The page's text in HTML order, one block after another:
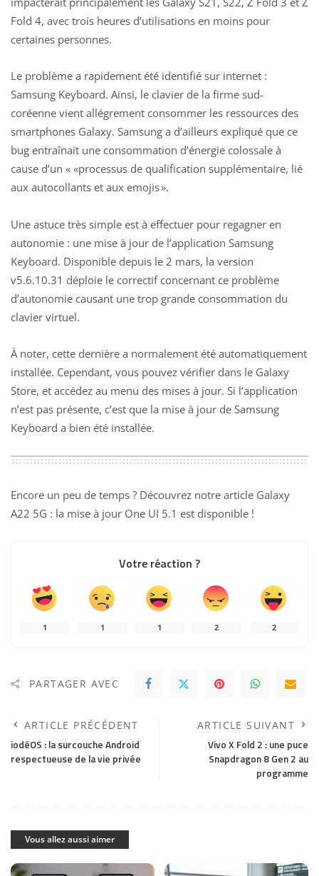
Fold 4, avec trois heures d’utilisations en moins pour
certaines personnes.
Le problème a rapidement été identifié sur internet :
Samsung Keyboard. Ainsi, le clavier de la firme sud-
coréenne vient allégrement consommer les ressources des
smartphones Galaxy. Samsung a d’ailleurs expliqué que ce
bug entraînait une consommation d’énergie colossale à
cause d’un « «processus de qualification supplémentaire, lié
aux autocollants et aux emojis ».
Une astuce très simple est à effectuer pour regagner en
autonomie : une mise à jour de l’application Samsung
Keyboard. Disponible depuis le 2 mars, la version
v5.6.10.31 déploie le correctif concernant ce problème
d’autonomie causant une trop grande consommation du
clavier virtuel.
À noter, cette dernière a normalement été automatiquement
installée. Cependant, vous pouvez vérifier dans le Galaxy
Store, et accédez au menu des mises à jour. Si l’application
n’est pas présente, c’est que la mise à jour de Samsung
Keyboard a bien été installée.
Encore un peu de temps ? Découvrez notre article Galaxy
A22 5G : la mise à jour One UI 5.1 est disponible !
Votre réaction ?
1 1 1 2 2
PARTAGER AVEC
ARTICLE PRÉCÉDENT
iodéOS : la surcouche Android
respectueuse de la vie privée
ARTICLE SUIVANT
Vivo X Fold 2 : une puce
Snapdragon 8 Gen 2 au
programme
Vous allez aussi aimer